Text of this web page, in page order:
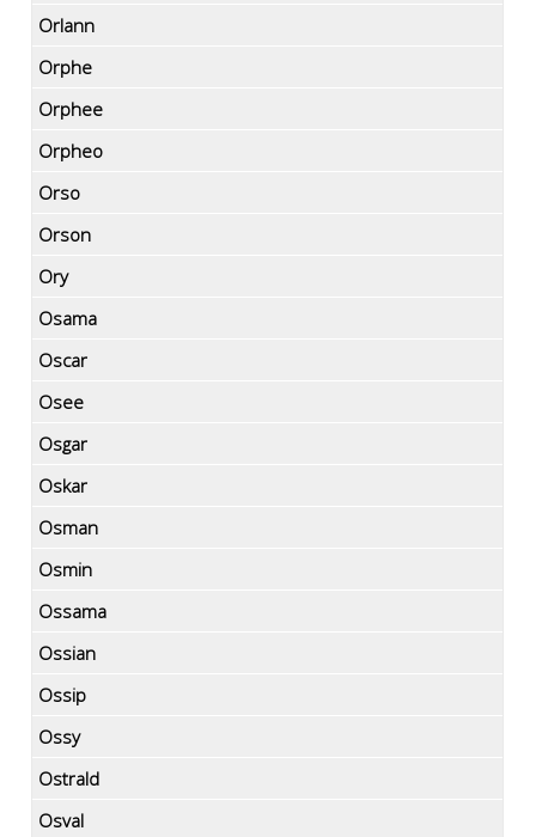
Orlann
Orphe
Orphee
Orpheo
Orso
Orson
Ory
Osama
Oscar
Osee
Osgar
Oskar
Osman
Osmin
Ossama
Ossian
Ossip
Ossy
Ostrald
Osval